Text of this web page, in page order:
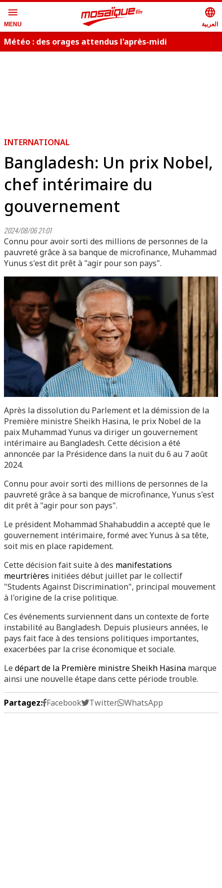
menu
MENU
language
العربية
Météo : des orages attendus l'après-midi
INTERNATIONAL
Bangladesh: Un prix Nobel,
chef intérimaire du
gouvernement
2024/08/06 21:01
Connu pour avoir sorti des millions de personnes de la
pauvreté grâce à sa banque de microfinance, Muhammad
Yunus s'est dit prêt à "agir pour son pays".
Après la dissolution du Parlement et la démission de la
Première ministre Sheikh Hasina, le prix Nobel de la
paix Muhammad Yunus va diriger un gouvernement
intérimaire au Bangladesh. Cette décision a été
annoncée par la Présidence dans la nuit du 6 au 7 août
2024.
Connu pour avoir sorti des millions de personnes de la
pauvreté grâce à sa banque de microfinance, Yunus s'est
dit prêt à "agir pour son pays".
Le président Mohammad Shahabuddin a accepté que le
gouvernement intérimaire, formé avec Yunus à sa tête,
soit mis en place rapidement.
Cette décision fait suite à des manifestations
meurtrières initiées début juillet par le collectif
"Students Against Discrimination", principal mouvement
à l'origine de la crise politique.
Ces événements surviennent dans un contexte de forte
instabilité au Bangladesh. Depuis plusieurs années, le
pays fait face à des tensions politiques importantes,
exacerbées par la crise économique et sociale.
Ledépart de la Première ministre Sheikh Hasina marque
ainsi une nouvelle étape dans cette période trouble.
Partagez: Facebook Twitter WhatsApp